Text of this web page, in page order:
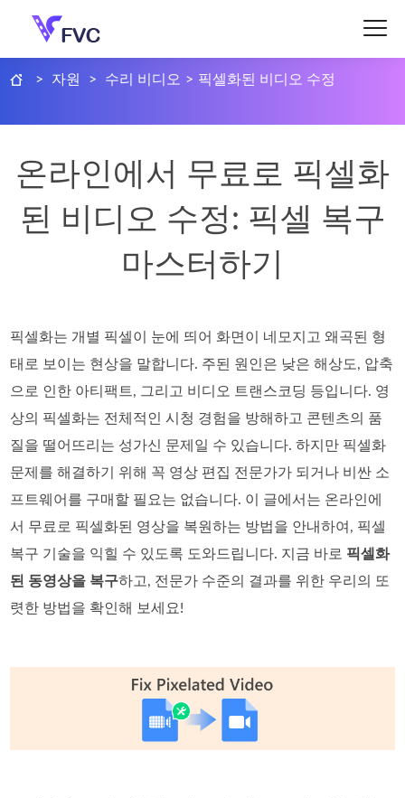
> 자원 > 수리 비디오 > 픽셀화된 비디오 수정
온라인에서 무료로 픽셀화
된 비디오 수정: 픽셀 복구
마스터하기
픽셀화는 개별 픽셀이 눈에 띄어 화면이 네모지고 왜곡된 형
태로 보이는 현상을 말합니다. 주된 원인은 낮은 해상도, 압축
으로 인한 아티팩트, 그리고 비디오 트랜스코딩 등입니다. 영
상의 픽셀화는 전체적인 시청 경험을 방해하고 콘텐츠의 품
질을 떨어뜨리는 성가신 문제일 수 있습니다. 하지만 픽셀화
문제를 해결하기 위해 꼭 영상 편집 전문가가 되거나 비싼 소
프트웨어를 구매할 필요는 없습니다. 이 글에서는 온라인에
서 무료로 픽셀화된 영상을 복원하는 방법을 안내하여, 픽셀
복구 기술을 익힐 수 있도록 도와드립니다. 지금 바로 픽셀화
된 동영상을 복구하고, 전문가 수준의 결과를 위한 우리의 또
렷한 방법을 확인해 보세요!